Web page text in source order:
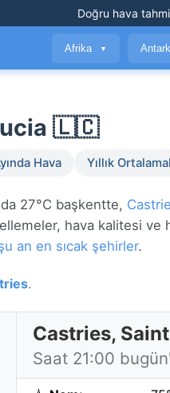
Doğru hava
Afrika ▼
🇱🇨
Hava Yıllık
27°C başkentte,
hava kalitesi ve
an en sıcak şehirler.
.
Castries,
Saat 21:00